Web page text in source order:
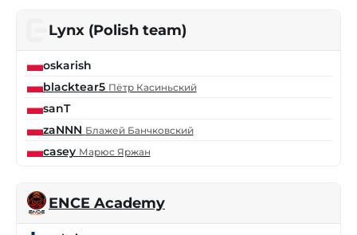
Lynx (Polish team)
oskarish
blacktear5 Пётр Касиньский
sanT
zaNNN Блажей Банчковский
casey Марюс Яржан
ENCE Academy